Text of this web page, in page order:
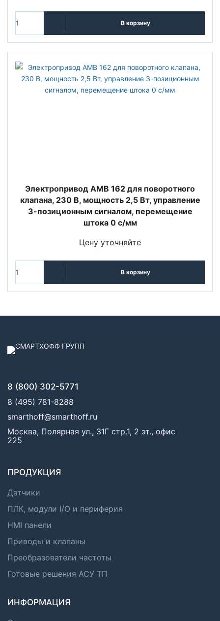
В корзину
Электропривод AMB 162 для поворотного
клапана, 230 В, мощность 2,5 Вт, управление
3-позиционным сигналом, перемещение
штока 0 с/мм
Цену уточняйте
В корзину
8 (800) 302-5771
8 (495) 781-8288
smarthoff@smarthoff.ru
Москва, Полярная ул., 31Г стр.1, 2 эт., офис
225
ПРОДУКЦИЯ
Датчики
ПЛК, модули I/O и периферия
HMI панели
Приводы и клапаны
Преобразователи частоты
Готовые решения АСУ ТП
ИНФОРМАЦИЯ